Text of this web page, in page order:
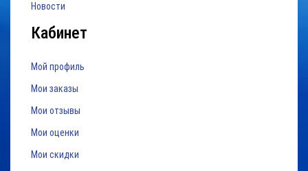
Новости
Кабинет
Мой профиль
Мои заказы
Мои отзывы
Мои оценки
Мои скидки